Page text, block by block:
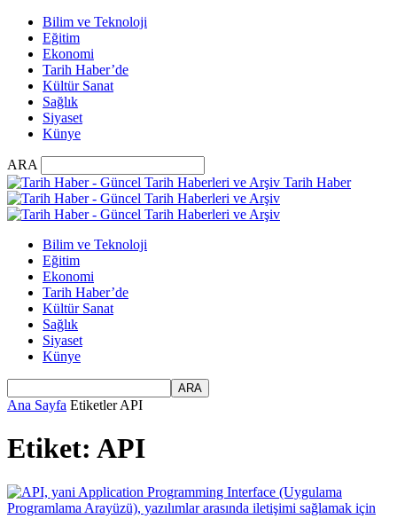
Bilim ve Teknoloji
Eğitim
Ekonomi
Tarih Haber’de
Kültür Sanat
Sağlık
Siyaset
Künye
ARA
Tarih Haber
Bilim ve Teknoloji
Eğitim
Ekonomi
Tarih Haber’de
Kültür Sanat
Sağlık
Siyaset
Künye
Ana Sayfa Etiketler API
Etiket: API